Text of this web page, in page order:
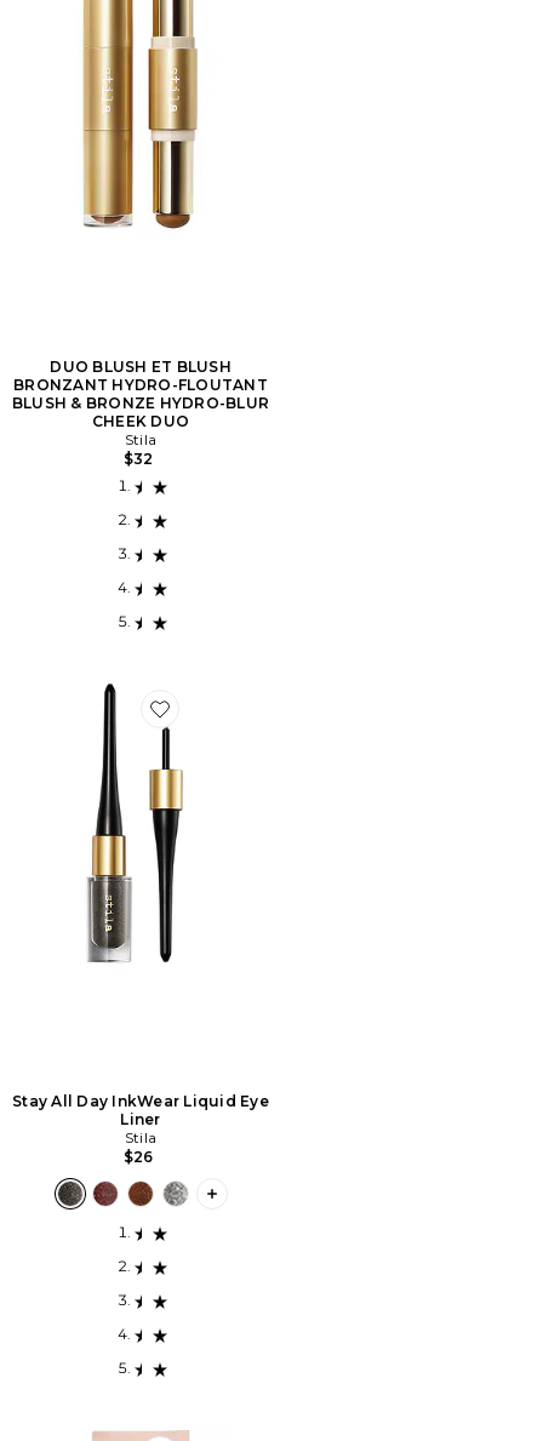
DUO BLUSH ET BLUSH
BRONZANT HYDRO-FLOUTANT
BLUSH & BRONZE HYDRO-BLUR
CHEEK DUO
Stila
$32
Favorite Stay All Day InkWear Liquid Eye Liner
Stay All Day InkWear Liquid Eye
Liner
Stila
$26
PLUS ICON TO SEE MORE OPTIONS